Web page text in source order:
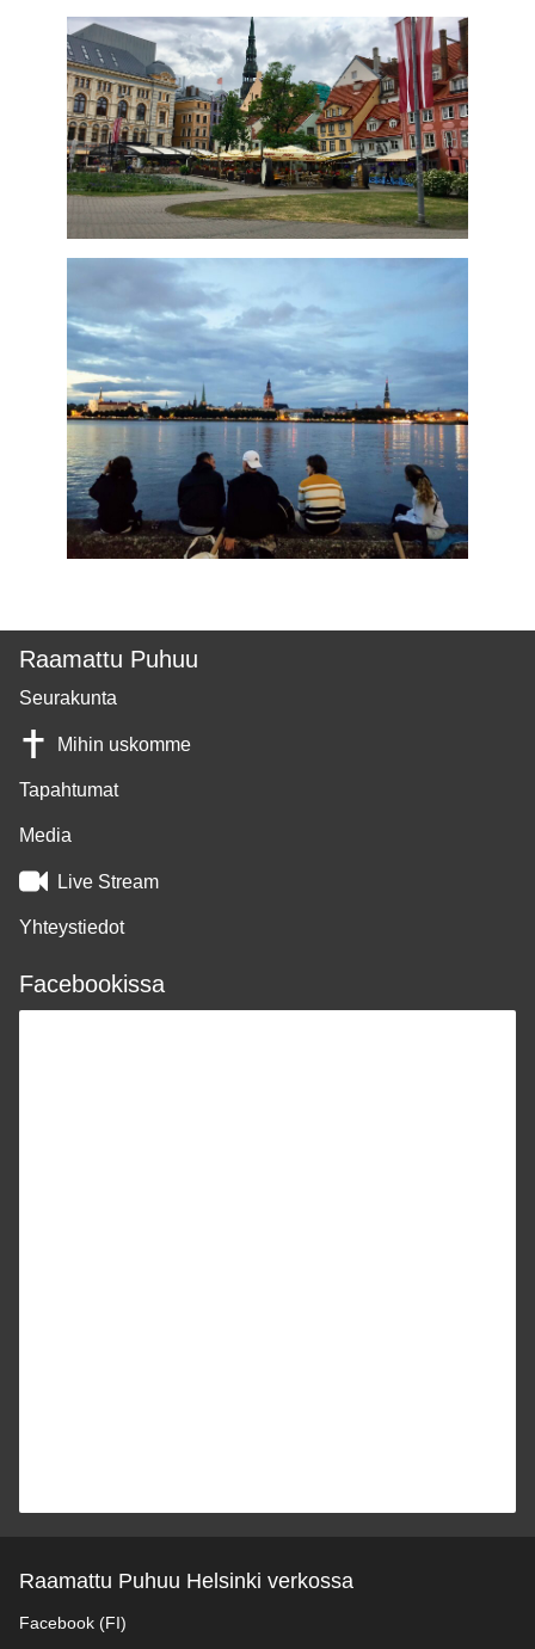
Raamattu Puhuu
Seurakunta
Mihin uskomme
Tapahtumat
Media
Live Stream
Yhteystiedot
Facebookissa
Raamattu Puhuu Helsinki verkossa
Facebook (FI)